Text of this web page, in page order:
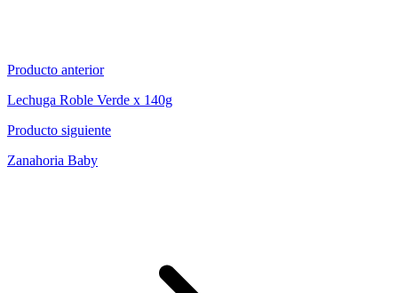
Producto anterior
Lechuga Roble Verde x 140g
Producto siguiente
Zanahoria Baby